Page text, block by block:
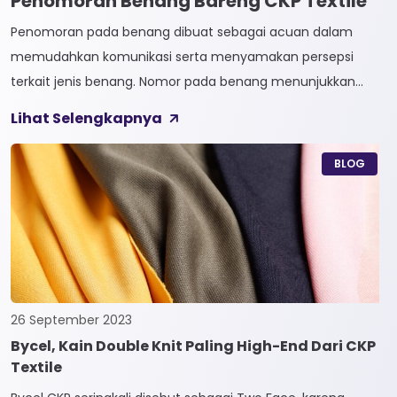
Penomoran pada benang dibuat sebagai acuan dalam
memudahkan komunikasi serta menyamakan persepsi
terkait jenis benang. Nomor pada benang menunjukkan
penomoran sendiri terbagi menjadi dua, Tidak Langsung dan
Langsung. 1. Penomoran Tidak Langsung Penomoran Tidak
Langsung biasa diaplikasikan pada jenis Natural Fiber, seperti
Rayon dan Cotton. Satuan yang paling […]
Lihat Selengkapnya
BLOG
26 September 2023
Bycel, Kain Double Knit Paling High-End Dari CKP
Textile